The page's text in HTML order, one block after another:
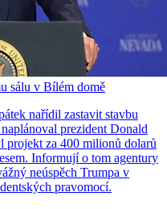
sálu v Bílém domě
nařídil zastavit stavbu
prezident Donald
projekt za 400 milionů dolarů
Informují o tom agentury
neúspěch Trumpa v
pravomocí.